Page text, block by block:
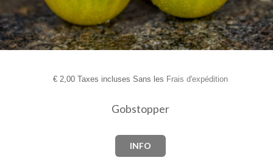
€2,00 Taxes incluses Sans les Frais d'expédition
Gobstopper
INFO